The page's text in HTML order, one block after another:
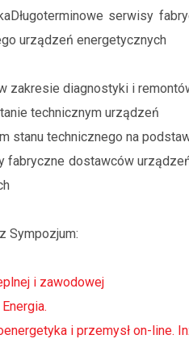
serwisy
urządzeń energetycznych
zakresie diagnostyki i
technicznym urządzeń
stanu technicznego na
fabryczne dostawców
Sympozjum:
i zawodowej
i przemysł on-line.